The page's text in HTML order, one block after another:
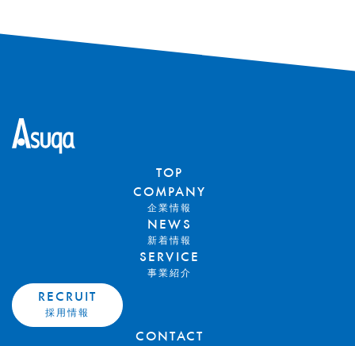
TOP
COMPANY
企業情報
NEWS
新着情報
SERVICE
事業紹介
RECRUIT
採用情報
CONTACT